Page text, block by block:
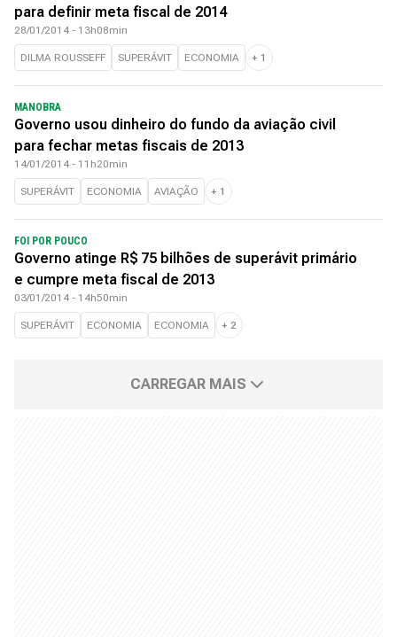
para definir meta fiscal de 2014
28/01/2014 - 13h08min
DILMA ROUSSEFF SUPERÁVIT ECONOMIA + 1
MANOBRA
Governo usou dinheiro do fundo da aviação civil
para fechar metas fiscais de 2013
14/01/2014 - 11h20min
SUPERÁVIT ECONOMIA AVIAÇÃO + 1
FOI POR POUCO
Governo atinge R$ 75 bilhões de superávit primário
e cumpre meta fiscal de 2013
03/01/2014 - 14h50min
SUPERÁVIT ECONOMIA ECONOMIA + 2
CARREGAR MAIS